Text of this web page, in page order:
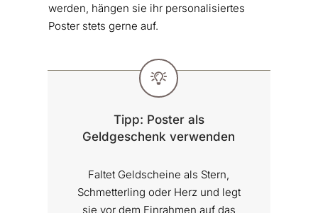
werden, hängen sie ihr personalisiertes
Poster stets gerne auf.
Tipp: Poster als
Geldgeschenk verwenden
Faltet Geldscheine als Stern,
Schmetterling oder Herz und legt
sie vor dem Einrahmen auf das